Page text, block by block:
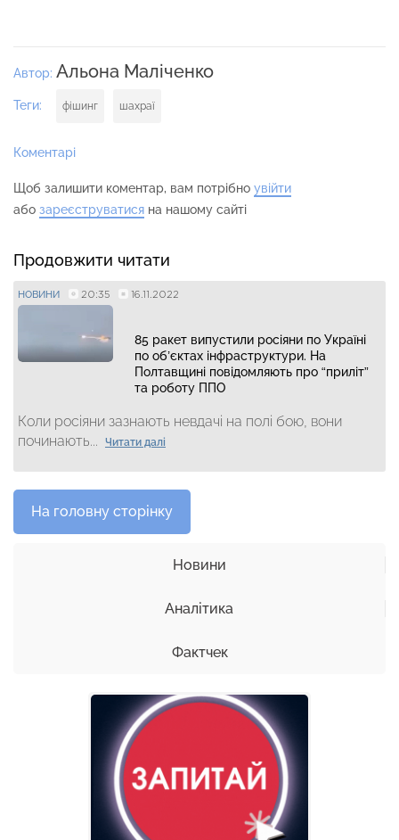
Автор: Альона Маліченко
Теги: фішинг шахраї
Коментарі
Щоб залишити коментар, вам потрібно увійти
або зареєструватися на нашому сайті
Продовжити читати
НОВИНИ 20:35 16.11.2022
85 ракет випустили росіяни по Україні
по об’єктах інфраструктури. На
Полтавщині повідомляють про “приліт”
та роботу ППО
Коли росіяни зазнають невдачі на полі бою, вони
починають...
Читати далі
На головну сторінку
Новини
Аналітика
Фактчек